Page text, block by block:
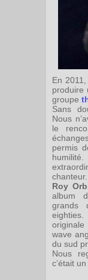
En 2011,
produire
groupe
Sans
Nous
le
permis
Roy
album
grands
wave
du sud
Nous
c’était